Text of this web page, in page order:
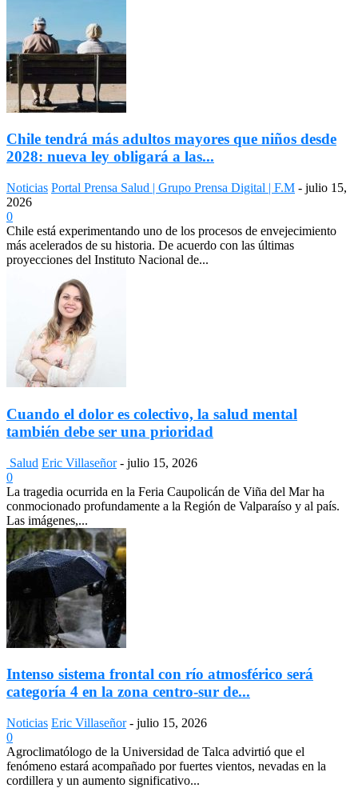
Chile tendrá más adultos mayores que niños desde
2028: nueva ley obligará a las...
Noticias Portal Prensa Salud | Grupo Prensa Digital | F.M - julio 15,
2026
0
Chile está experimentando uno de los procesos de envejecimiento
más acelerados de su historia. De acuerdo con las últimas
proyecciones del Instituto Nacional de...
Cuando el dolor es colectivo, la salud mental
también debe ser una prioridad
Salud Eric Villaseñor - julio 15, 2026
0
La tragedia ocurrida en la Feria Caupolicán de Viña del Mar ha
conmocionado profundamente a la Región de Valparaíso y al país.
Las imágenes,...
Intenso sistema frontal con río atmosférico será
categoría 4 en la zona centro-sur de...
Noticias Eric Villaseñor - julio 15, 2026
0
Agroclimatólogo de la Universidad de Talca advirtió que el
fenómeno estará acompañado por fuertes vientos, nevadas en la
cordillera y un aumento significativo...